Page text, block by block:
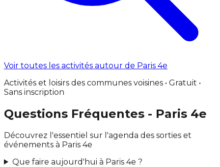
Voir toutes les activités autour de Paris 4e
Activités et loisirs des communes voisines • Gratuit •
Sans inscription
Questions Fréquentes - Paris 4e
Découvrez l'essentiel sur l'agenda des sorties et
événements à Paris 4e
Que faire aujourd'hui à Paris 4e ?